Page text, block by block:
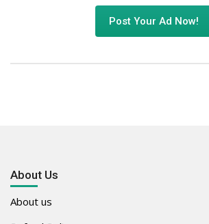
Post Your Ad Now!
About Us
About us